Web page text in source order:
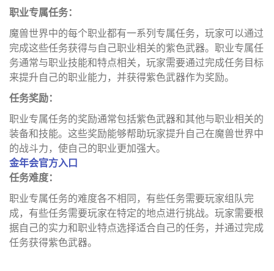
职业专属任务：
魔兽世界中的每个职业都有一系列专属任务，玩家可以通过
完成这些任务获得与自己职业相关的紫色武器。职业专属任
务通常与职业技能和特点相关，玩家需要通过完成任务目标
来提升自己的职业能力，并获得紫色武器作为奖励。
任务奖励：
职业专属任务的奖励通常包括紫色武器和其他与职业相关的
装备和技能。这些奖励能够帮助玩家提升自己在魔兽世界中
的战斗力，使自己的职业更加强大。
金年会官方入口
任务难度：
职业专属任务的难度各不相同，有些任务需要玩家组队完
成，有些任务需要玩家在特定的地点进行挑战。玩家需要根
据自己的实力和职业特点选择适合自己的任务，并通过完成
任务获得紫色武器。